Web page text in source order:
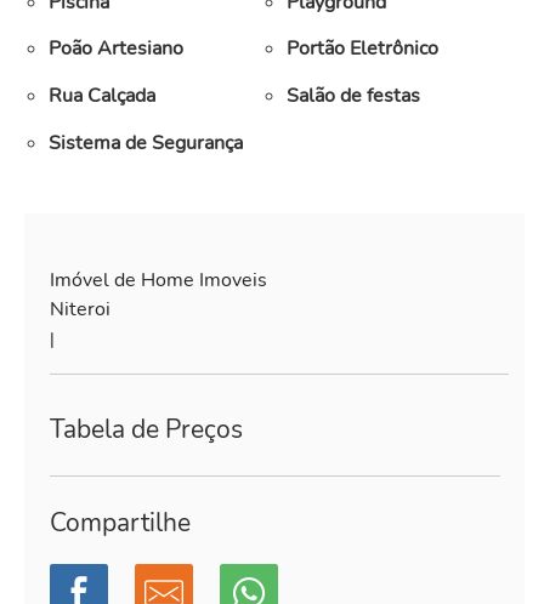
Poão Artesiano
Portão Eletrônico
Rua Calçada
Salão de festas
Sistema de Segurança
Imóvel de Home Imoveis
Niteroi
|
Tabela de Preços
Compartilhe